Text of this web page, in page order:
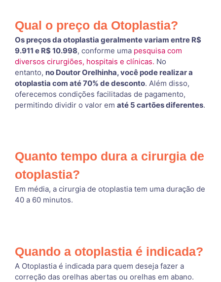
Qual o preço da Otoplastia?
Os preços da otoplastia geralmente variam entre R$
9.911 e R$ 10.998, conforme uma pesquisa com
diversos cirurgiões, hospitais e clínicas. No
entanto, no Doutor Orelhinha, você pode realizar a
otoplastia com até 70% de desconto. Além disso,
oferecemos condições facilitadas de pagamento,
permitindo dividir o valor em até 5 cartões diferentes.
Quanto tempo dura a cirurgia de
otoplastia?
Em média, a cirurgia de otoplastia tem uma duração de
40 a 60 minutos.
Quando a otoplastia é indicada?
A Otoplastia é indicada para quem deseja fazer a
correção das orelhas abertas ou orelhas em abano.